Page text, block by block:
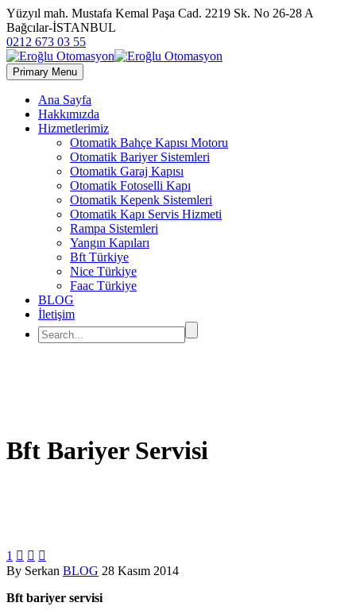
Yüzyıl mah. Mustafa Kemal Paşa Cad. 2219 Sk. No 26-28 A
Bağcılar-İSTANBUL
0212 673 03 55
Primary Menu
Ana Sayfa
Hakkımızda
Hizmetlerimiz
Otomatik Bahçe Kapısı Motoru
Otomatik Bariyer Sistemleri
Otomatik Garaj Kapısı
Otomatik Fotoselli Kapı
Otomatik Kepenk Sistemleri
Otomatik Kapı Servis Hizmeti
Rampa Sistemleri
Yangın Kapıları
Bft Türkiye
Nice Türkiye
Faac Türkiye
BLOG
İletişim
Bft Bariyer Servisi
1   
By Serkan BLOG 28 Kasım 2014
Bft bariyer servisi